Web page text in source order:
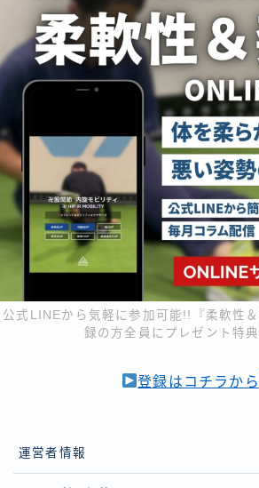
公式LINEから気軽に参加可能!!『柔軟性
録の方全員にプレゼント特典
登録はコチラから
運営者情報